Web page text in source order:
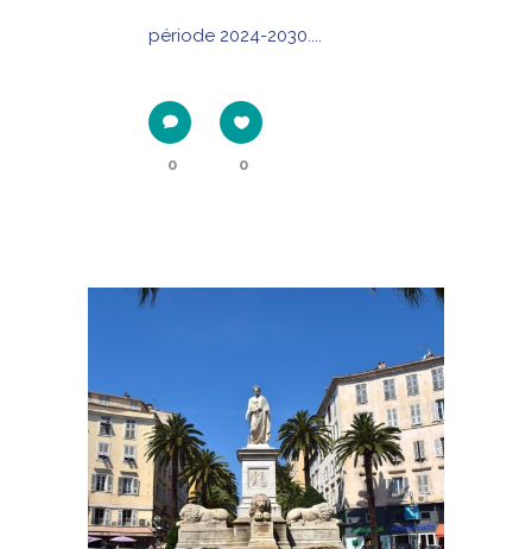
période 2024-2030....
0 0